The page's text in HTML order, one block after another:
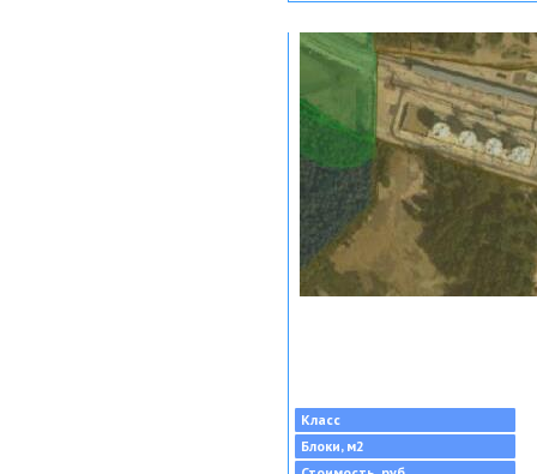
Класс
Блоки, м2